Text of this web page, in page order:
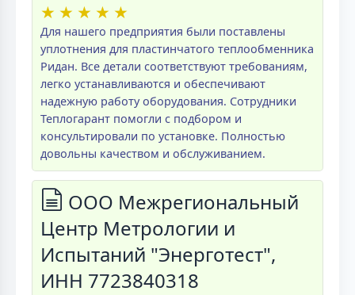
★ ★ ★ ★ ★
Для нашего предприятия были поставлены
уплотнения для пластинчатого теплообменника
Ридан. Все детали соответствуют требованиям,
легко устанавливаются и обеспечивают
надежную работу оборудования. Сотрудники
Теплогарант помогли с подбором и
консультировали по установке. Полностью
довольны качеством и обслуживанием.
ООО Межрегиональный
Центр Метрологии и
Испытаний "Энерготест",
ИНН 7723840318